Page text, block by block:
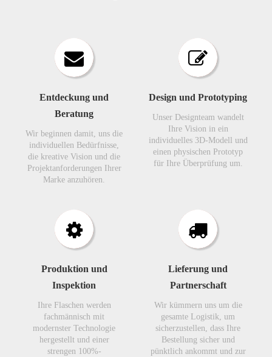
Entdeckung und
Beratung
Wir beginnen damit, uns die
individuellen Bedürfnisse,
die kreative Vision und die
Projektanforderungen Ihrer
Marke anzuhören.​​​​​​​
Design und Prototyping
Unser Designteam wandelt
Ihre Vision in ein
individuelles 3D-Modell und
einen physischen Prototyp
für Ihre Überprüfung um.​​​​​​​
Produktion und
Inspektion
Ihre Flaschen werden
fachmännisch mit
modernster Technologie
hergestellt und einer
strengen 100%-
Lieferung und
Partnerschaft
Wir kümmern uns um die
gesamte Logistik, um
sicherzustellen, dass Ihre
Bestellung sicher und
pünktlich ankommt und zur